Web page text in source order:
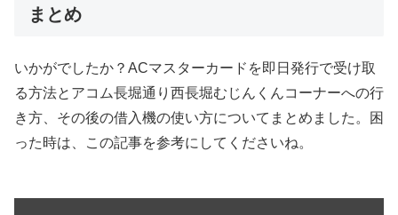
まとめ
いかがでしたか？ACマスターカードを即日発行で受け取
る方法とアコム長堀通り西長堀むじんくんコーナーへの行
き方、その後の借入機の使い方についてまとめました。困
った時は、この記事を参考にしてくださいね。